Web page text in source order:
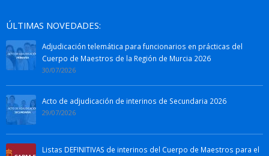
ÚLTIMAS NOVEDADES:
Adjudicación telemática para funcionarios en prácticas del
Cuerpo de Maestros de la Región de Murcia 2026
30/07/2026
Acto de adjudicación de interinos de Secundaria 2026
29/07/2026
Listas DEFINITIVAS de interinos del Cuerpo de Maestros para el